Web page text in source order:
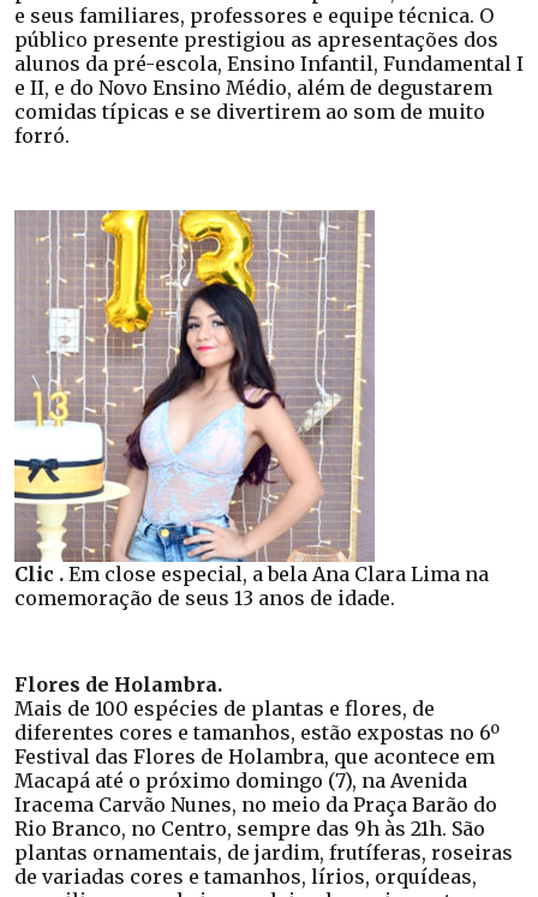
e seus familiares, professores e equipe técnica. O
público presente prestigiou as apresentações dos
alunos da pré-escola, Ensino Infantil, Fundamental I
e II, e do Novo Ensino Médio, além de degustarem
comidas típicas e se divertirem ao som de muito
forró.
Clic . Em close especial, a bela Ana Clara Lima na
comemoração de seus 13 anos de idade.
Flores de Holambra.
Mais de 100 espécies de plantas e flores, de
diferentes cores e tamanhos, estão expostas no 6º
Festival das Flores de Holambra, que acontece em
Macapá até o próximo domingo (7), na Avenida
Iracema Carvão Nunes, no meio da Praça Barão do
Rio Branco, no Centro, sempre das 9h às 21h. São
plantas ornamentais, de jardim, frutíferas, roseiras
de variadas cores e tamanhos, lírios, orquídeas,